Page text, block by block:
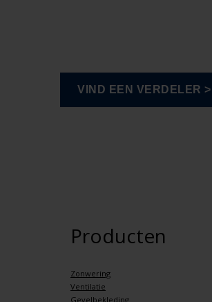
Producten
Zonwering
Ventilatie
Gevelbekleding